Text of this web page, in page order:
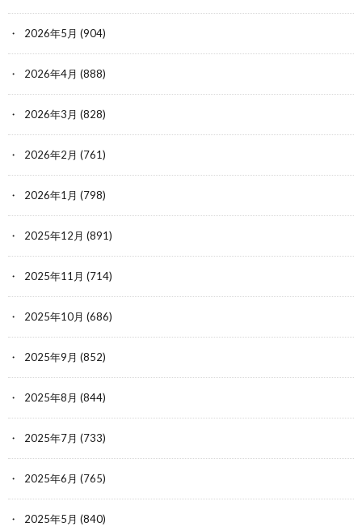
2026年5月 (904)
2026年4月 (888)
2026年3月 (828)
2026年2月 (761)
2026年1月 (798)
2025年12月 (891)
2025年11月 (714)
2025年10月 (686)
2025年9月 (852)
2025年8月 (844)
2025年7月 (733)
2025年6月 (765)
2025年5月 (840)